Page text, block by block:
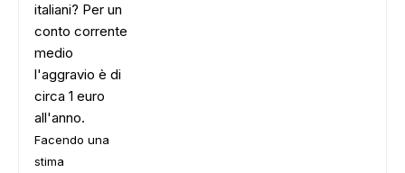
italiani? Per un
conto corrente
medio
l'aggravio è di
circa 1 euro
all'anno.
Facendo una
stima